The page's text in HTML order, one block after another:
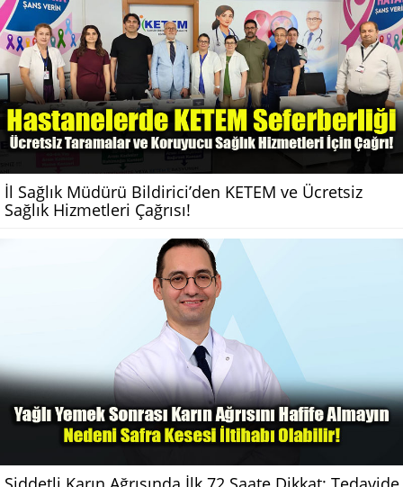
İl Sağlık Müdürü Bildirici’den KETEM ve Ücretsiz
Sağlık Hizmetleri Çağrısı!